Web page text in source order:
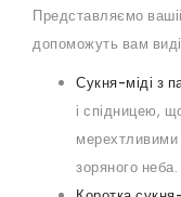
Представляємо
допоможуть вам
Сукня-міді з
і спідницею,
мерехтливими
зоряного неба.